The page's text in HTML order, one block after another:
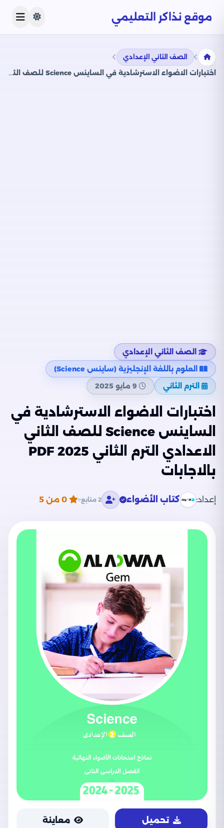
موقع نذاكر التعليمي
الصف الثاني الإعدادي
اختبارات الاضواء الاسترشادية في الساينس Science للصف الثاني الاعدادي الترم الثاني 2025 PDF بالاجابات
الصف الثاني الإعدادي
العلوم باللغة الإنجليزية (ساينس Science)
الترم الثاني
9 مايو 2025
اختبارات الاضواء الاسترشادية في
الساينس Science للصف الثاني
الاعدادي الترم الثاني 2025 PDF
بالاجابات
إعداد: كتاب الأضواء 2 متابع 0 من 5
تحميل معاينة